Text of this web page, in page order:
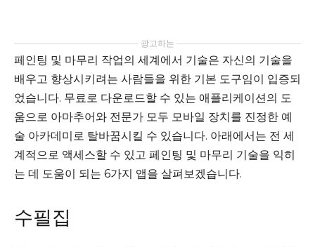
광고하는
페인팅 및 마무리 작업의 세계에서 기술은 자신의 기술을
배우고 향상시키려는 사람들을 위한 기본 도구임이 입증되
었습니다. 무료로 다운로드할 수 있는 애플리케이션의 도
움으로 아마추어와 전문가 모두 모바일 장치를 진정한 예
술 아카데미로 탈바꿈시킬 수 있습니다. 아래에서는 전 세
계적으로 액세스할 수 있고 페인팅 및 마무리 기술을 익히
는 데 도움이 되는 6가지 앱을 살펴보겠습니다.
수필집